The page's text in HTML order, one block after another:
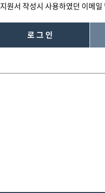
지원서 작성시 사용하였던 이메